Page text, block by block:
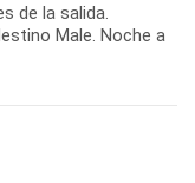
de la salida.
Male. Noche a